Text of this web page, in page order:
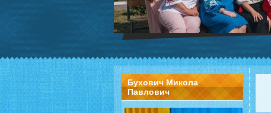
Бухович Микола
Павлович